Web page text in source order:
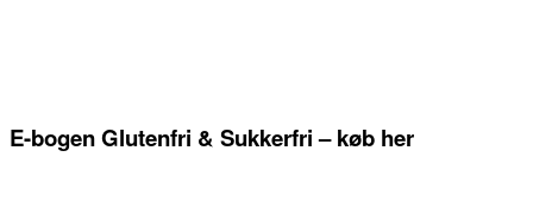
E-bogen Glutenfri & Sukkerfri – køb her